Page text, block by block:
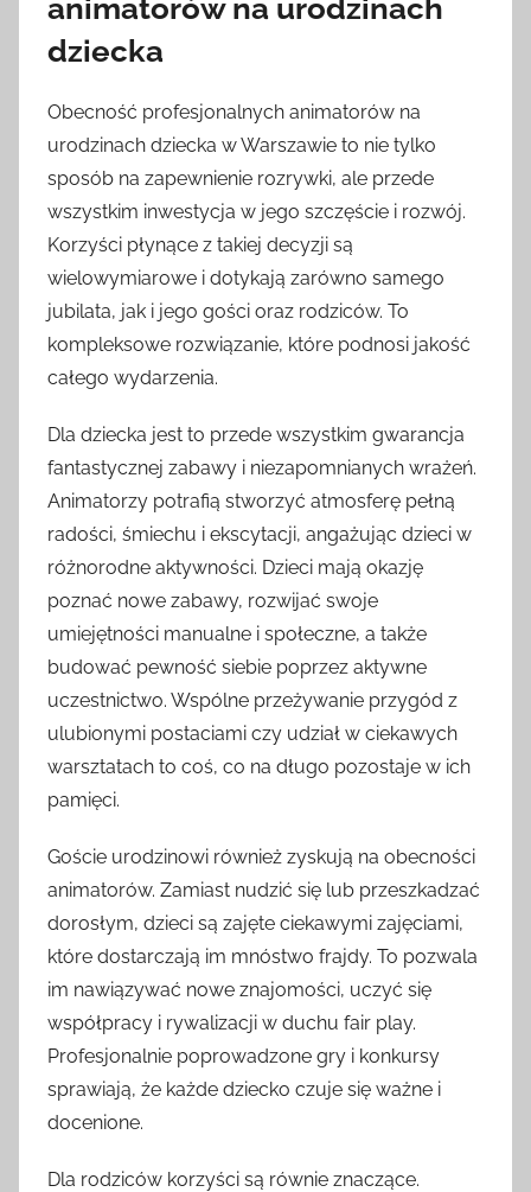
animatorów na urodzinach
dziecka
Obecność profesjonalnych animatorów na
urodzinach dziecka w Warszawie to nie tylko
sposób na zapewnienie rozrywki, ale przede
wszystkim inwestycja w jego szczęście i rozwój.
Korzyści płynące z takiej decyzji są
wielowymiarowe i dotykają zarówno samego
jubilata, jak i jego gości oraz rodziców. To
kompleksowe rozwiązanie, które podnosi jakość
całego wydarzenia.
Dla dziecka jest to przede wszystkim gwarancja
fantastycznej zabawy i niezapomnianych wrażeń.
Animatorzy potrafią stworzyć atmosferę pełną
radości, śmiechu i ekscytacji, angażując dzieci w
różnorodne aktywności. Dzieci mają okazję
poznać nowe zabawy, rozwijać swoje
umiejętności manualne i społeczne, a także
budować pewność siebie poprzez aktywne
uczestnictwo. Wspólne przeżywanie przygód z
ulubionymi postaciami czy udział w ciekawych
warsztatach to coś, co na długo pozostaje w ich
pamięci.
Goście urodzinowi również zyskują na obecności
animatorów. Zamiast nudzić się lub przeszkadzać
dorosłym, dzieci są zajęte ciekawymi zajęciami,
które dostarczają im mnóstwo frajdy. To pozwala
im nawiązywać nowe znajomości, uczyć się
współpracy i rywalizacji w duchu fair play.
Profesjonalnie poprowadzone gry i konkursy
sprawiają, że każde dziecko czuje się ważne i
docenione.
Dla rodziców korzyści są równie znaczące.